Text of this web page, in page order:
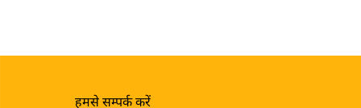
हमसे सम्पर्क करें